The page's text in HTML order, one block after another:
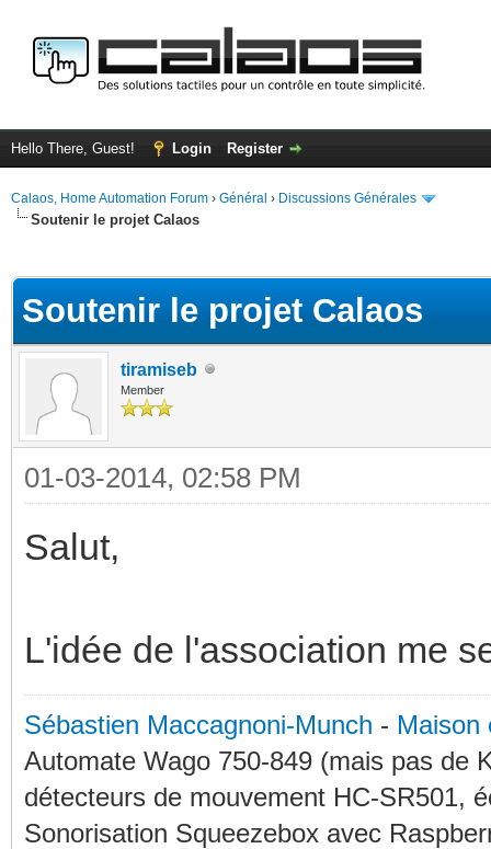
Hello There, Guest! Login Register
Calaos, Home Automation Forum › Général › Discussions Générales
Soutenir le projet Calaos
Soutenir le projet Calaos
tiramiseb
Member
01-03-2014, 02:58 PM
Salut,
L'idée de l'association me
Sébastien Maccagnoni-Munch - Maison
Automate Wago 750-849 (mais pas de
détecteurs de mouvement HC-SR501,
Sonorisation Squeezebox avec